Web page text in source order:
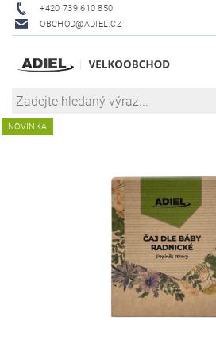
+420 739 610 850
OBCHOD@ADIEL.CZ
NOVINKA